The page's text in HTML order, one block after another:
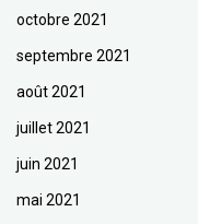
octobre 2021
septembre 2021
août 2021
juillet 2021
juin 2021
mai 2021